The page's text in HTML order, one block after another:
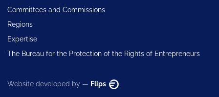
Committees and Commissions
Regions
Expertise
The Bureau for the Protection of the Rights of Entrepreneurs
Website developed by — Flips